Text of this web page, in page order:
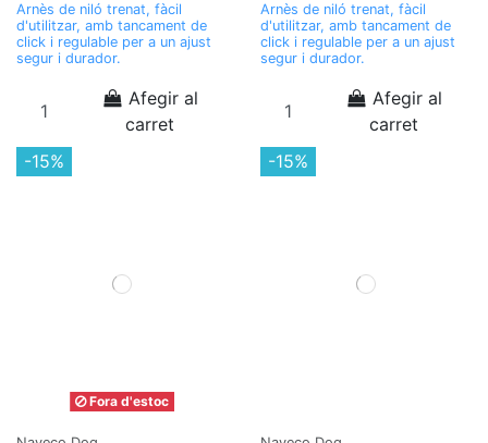
Arnès de niló trenat, fàcil
d'utilitzar, amb tancament de
click i regulable per a un ajust
segur i durador.
Afegir al
carret
Arnès de niló trenat, fàcil
d'utilitzar, amb tancament de
click i regulable per a un ajust
segur i durador.
Afegir al
carret
-15%
Fora d'estoc
-15%